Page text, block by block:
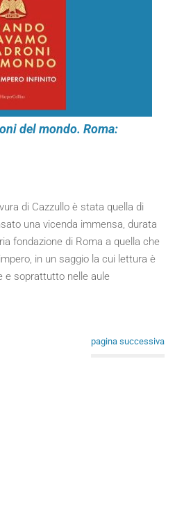
del mondo. Roma:
di Cazzullo è stata quella di
una vicenda immensa, durata
fondazione di Roma a quella che
in un saggio la cui lettura è
e soprattutto nelle aule
pagina successiva